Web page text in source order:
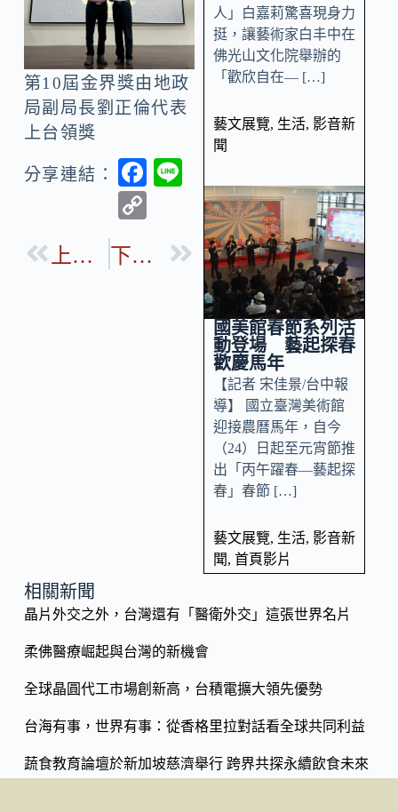
第10屆金界獎由地政
局副局長劉正倫代表
上台領獎
分享連結：
F
bp
上一篇 下一篇
人」白嘉莉驚喜現身力
挺，讓藝術家白丰中在
佛光山文化院舉辦的
「歡欣自在— […]
藝文展覽, 生活, 影音新
聞
國美館春節系列活
動登場 藝起探春
歡慶馬年
【記者 宋佳景/台中報
導】 國立臺灣美術館
迎接農曆馬年，自今
（24）日起至元宵節推
出「丙午躍春—藝起探
春」春節 […]
藝文展覽, 生活, 影音新
聞, 首頁影片
相關新聞
晶片外交之外，台灣還有「醫衛外交」這張世界名片
柔佛醫療崛起與台灣的新機會
全球晶圓代工市場創新高，台積電擴大領先優勢
台海有事，世界有事：從香格里拉對話看全球共同利益
蔬食教育論壇於新加坡慈濟舉行 跨界共探永續飲食未來